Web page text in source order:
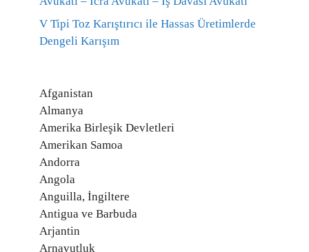
V Tipi Toz Karıştırıcı ile Hassas Üretimlerde
Dengeli Karışım
Afganistan
Almanya
Amerika Birleşik Devletleri
Amerikan Samoa
Andorra
Angola
Anguilla, İngiltere
Antigua ve Barbuda
Arjantin
Arnavutluk